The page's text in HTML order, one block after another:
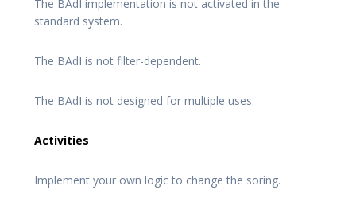
The BAdI implementation is not activated in the
standard system.
The BAdI is not filter-dependent.
The BAdI is not designed for multiple uses.
Activities
Implement your own logic to change the soring.